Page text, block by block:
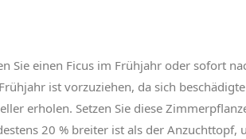
Sie einen Ficus im Frühjahr oder sofort
ist vorzuziehen, da sich
erholen. Setzen Sie diese
20 % breiter ist als der Anzuchttopf,